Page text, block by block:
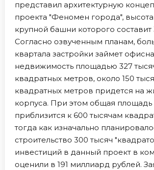
представил архитектурную
проекта "Феномен города",
крупной башни которого составит
Согласно озвученным планам,
квартала застройки займет
недвижимость площадью 327
квадратных метров, около 150
квадратных метров придется на
корпуса. При этом общая площадь
приблизится к 600 тысячам
тогда как изначально
строительство 300 тысяч
инвестиций в данный проект в
оценили в 191 миллиард рублей.